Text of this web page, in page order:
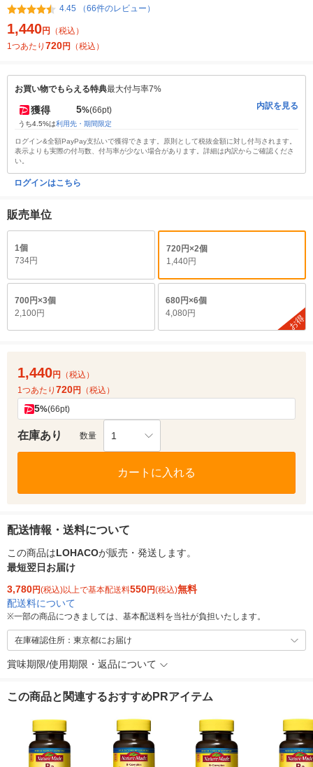
4.45 （66件のレビュー）
1,440円
（税込）
1つあたり 720円 （税込）
お買い物でもらえる特典最大付与率7%
獲得 5%(66pt)
うち4.5%は利用先・期間限定
内訳を見る
ログイン&全額PayPay支払いで獲得できます。原則として税抜金額に対し付与されます。
表示よりも実際の付与数、付与率が少ない場合があります。詳細は内訳からご確認くださ
い。
ログインはこちら
販売単位
1個
734円
720円×2個
1,440円
700円×3個
2,100円
680円×6個
4,080円
お得
1,440円
（税込）
1つあたり 720円 （税込）
5%(66pt)
在庫あり 数量 1
カートに入れる
配送情報・送料について
この商品はLOHACOが販売・発送します。
最短翌日お届け
3,780円(税込)以上で基本配送料550円(税込)無料
配送料について
※一部の商品につきましては、基本配送料を当社が負担いたします。
在庫確認住所：東京都にお届け
賞味期限/使用期限・返品について
この商品と関連するおすすめPRアイテム